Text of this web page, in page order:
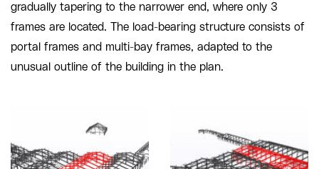
gradually tapering to the narrower end, where only 3
frames are located. The load-bearing structure consists of
portal frames and multi-bay frames, adapted to the
unusual outline of the building in the plan.